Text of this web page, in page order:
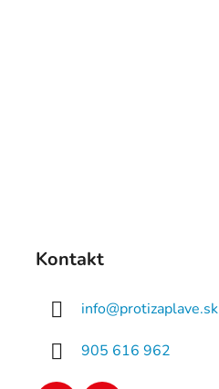
Kontakt
info@protizaplave.sk
905 616 962